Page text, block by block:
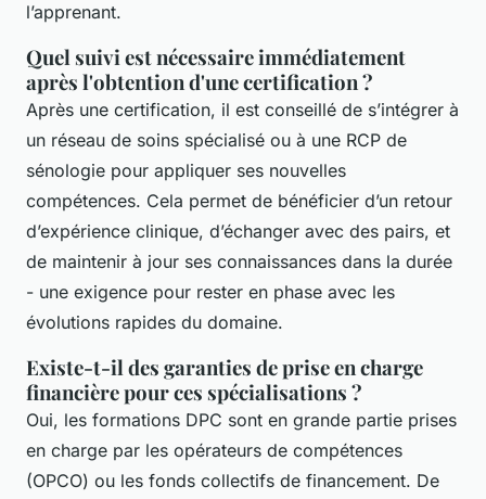
l’apprenant.
Quel suivi est nécessaire immédiatement
après l'obtention d'une certification ?
Après une certification, il est conseillé de s’intégrer à
un réseau de soins spécialisé ou à une RCP de
sénologie pour appliquer ses nouvelles
compétences. Cela permet de bénéficier d’un retour
d’expérience clinique, d’échanger avec des pairs, et
de maintenir à jour ses connaissances dans la durée
- une exigence pour rester en phase avec les
évolutions rapides du domaine.
Existe-t-il des garanties de prise en charge
financière pour ces spécialisations ?
Oui, les formations DPC sont en grande partie prises
en charge par les opérateurs de compétences
(OPCO) ou les fonds collectifs de financement. De